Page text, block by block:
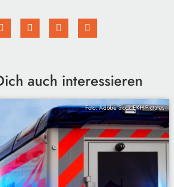
auch interessieren
Foto: Adobe Stock EKH-Pictures